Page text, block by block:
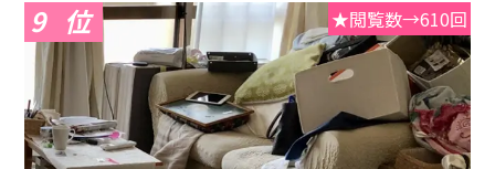
9 ★閲覧数→610回